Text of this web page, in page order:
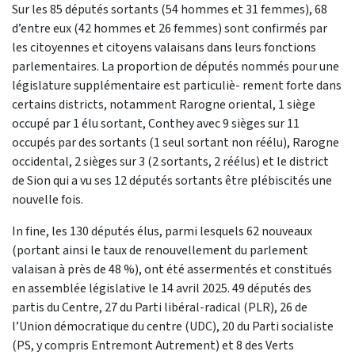
Sur les 85 députés sortants (54 hommes et 31 femmes), 68
d’entre eux (42 hommes et 26 femmes) sont confirmés par
les citoyennes et citoyens valaisans dans leurs fonctions
parlementaires. La proportion de députés nommés pour une
législature supplémentaire est particuliè- rement forte dans
certains districts, notamment Rarogne oriental, 1 siège
occupé par 1 élu sortant, Conthey avec 9 sièges sur 11
occupés par des sortants (1 seul sortant non réélu), Rarogne
occidental, 2 sièges sur 3 (2 sortants, 2 réélus) et le district
de Sion qui a vu ses 12 députés sortants être plébiscités une
nouvelle fois.
In fine, les 130 députés élus, parmi lesquels 62 nouveaux
(portant ainsi le taux de renouvellement du parlement
valaisan à près de 48 %), ont été assermentés et constitués
en assemblée législative le 14 avril 2025. 49 députés des
partis du Centre, 27 du Parti libéral-radical (PLR), 26 de
l’Union démocratique du centre (UDC), 20 du Parti socialiste
(PS, y compris Entremont Autrement) et 8 des Verts